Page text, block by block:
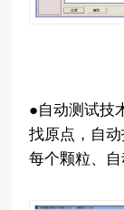
●自动测试技
找原点，自
每个颗粒、自